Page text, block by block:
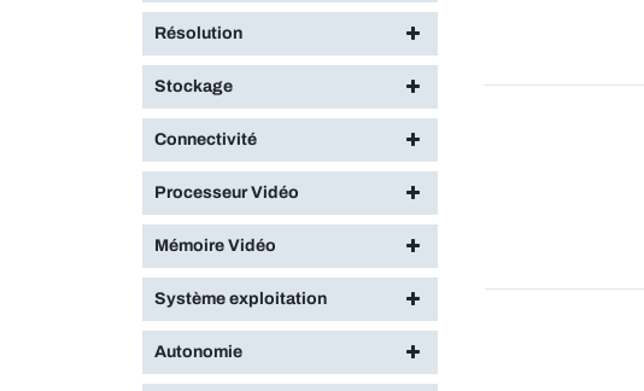
Résolution
Stockage
Connectivité
Processeur Vidéo
Mémoire Vidéo
Système exploitation
Autonomie